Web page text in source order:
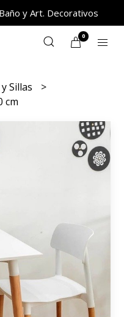
y Art. Decorativos
0
Sillas
cm